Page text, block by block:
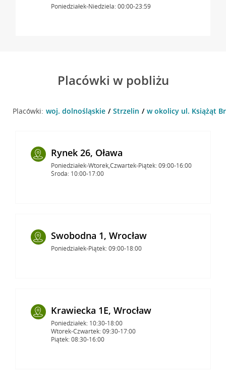
Poniedziałek-Niedziela: 00:00-23:59
Placówki w pobliżu
Placówki: woj. dolnośląskie Strzelin w okolicy ul. Książąt
Rynek 26, Oława
Poniedziałek-Wtorek,Czwartek-Piątek: 09:00-16:00
Środa: 10:00-17:00
Swobodna 1, Wrocław
Poniedziałek-Piątek: 09:00-18:00
Krawiecka 1E, Wrocław
Poniedziałek: 10:30-18:00
Wtorek-Czwartek: 09:30-17:00
Piątek: 08:30-16:00